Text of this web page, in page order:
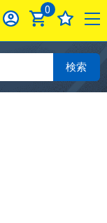
0
検索